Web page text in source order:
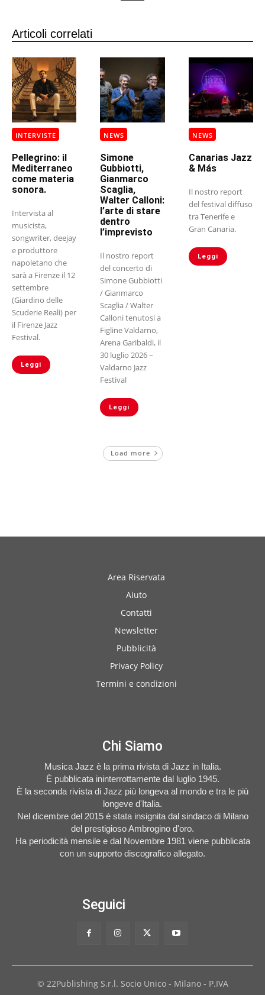
Articoli correlati
INTERVISTE
Pellegrino: il
Mediterraneo
come materia
sonora.
Intervista al
musicista,
songwriter, deejay
e produttore
napoletano che
sarà a Firenze il 12
settembre
(Giardino delle
Scuderie Reali) per
il Firenze Jazz
Festival.
Leggi
NEWS
Simone
Gubbiotti,
Gianmarco
Scaglia,
Walter Calloni:
l’arte di stare
dentro
l’imprevisto
Il nostro report
del concerto di
Simone Gubbiotti
/ Gianmarco
Scaglia / Walter
Calloni tenutosi a
Figline Valdarno,
Arena Garibaldi, il
30 luglio 2026 –
Valdarno Jazz
Festival
Leggi
NEWS
Canarias Jazz
& Más
Il nostro report
del festival diffuso
tra Tenerife e
Gran Canaria.
Leggi
Load more
Area Riservata
Aiuto
Contatti
Newsletter
Pubblicità
Privacy Policy
Termini e condizioni
Chi Siamo
Musica Jazz è la prima rivista di Jazz in Italia.
È pubblicata ininterrottamente dal luglio 1945.
È la seconda rivista di Jazz più longeva al mondo e tra le più
longeve d'Italia.
Nel dicembre del 2015 è stata insignita dal sindaco di Milano
del prestigioso Ambrogino d'oro.
Ha periodicità mensile e dal Novembre 1981 viene pubblicata
con un supporto discografico allegato.
Seguici
© 22Publishing S.r.l. Socio Unico - Milano - P.IVA